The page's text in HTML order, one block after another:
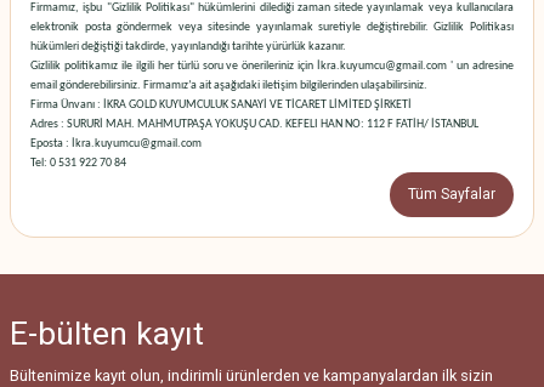
Firmamız, işbu "Gizlilik Politikası" hükümlerini dilediği zaman sitede yayınlamak veya kullanıcılara
elektronik posta göndermek veya sitesinde yayınlamak suretiyle değiştirebilir. Gizlilik Politikası
hükümleri değiştiği takdirde, yayınlandığı tarihte yürürlük kazanır.
Gizlilik politikamız ile ilgili her türlü soru ve önerileriniz için İkra.kuyumcu@gmail.com ' un adresine
email gönderebilirsiniz. Firmamız’a ait aşağıdaki iletişim bilgilerinden ulaşabilirsiniz.
Firma Ünvanı : İKRA GOLD KUYUMCULUK SANAYİ VE TİCARET LİMİTED ŞİRKETİ
Adres : SURURİ MAH. MAHMUTPAŞA YOKUŞU CAD. KEFELI HAN NO: 112 F FATİH/ İSTANBUL
Eposta : İkra.kuyumcu@gmail.com
Tel: 0 531 922 70 84
Tüm Sayfalar
E-bülten kayıt
Bültenimize kayıt olun, indirimli ürünlerden ve kampanyalardan ilk sizin